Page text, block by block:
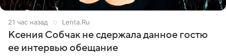
21 час назад Lenta.Ru
Ксения Собчак не сдержала данное гостю
ее интервью обещание